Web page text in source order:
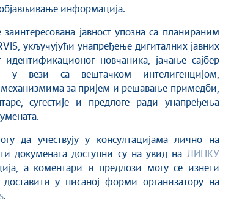
информација.
заинтересована јавност упозна са планираним
укључујући унапређење дигиталних јавних
идентификационог новчаника, јачање сајбер
у вези са вештачком интелигенцијом,
за пријем и решавање примедби,
сугестије и предлоге ради унапређења
да учествују у консултацијама лично на
докумената доступни су на увид на ЛИНКУ
а коментари и предлози могу се изнети
у писаној форми организатору на
.